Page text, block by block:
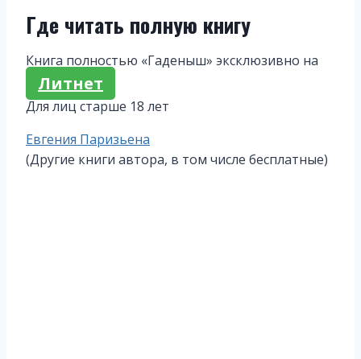
Где читать полную книгу
Книга полностью «Гаденыш» эксклюзивно на
Литнет
Для лиц старше 18 лет
Метки
записи:
Евгения Паризьена
(Другие книги автора, в том числе бесплатные)